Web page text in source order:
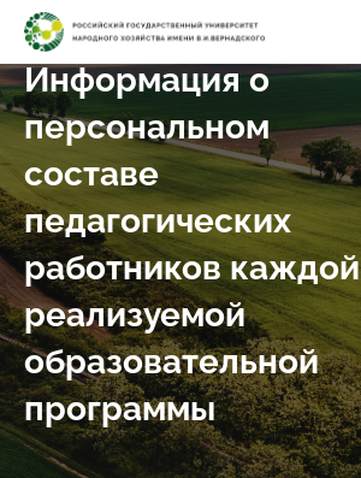
Информация о
персональном
составе
педагогических
работников каждой
реализуемой
образовательной
программы